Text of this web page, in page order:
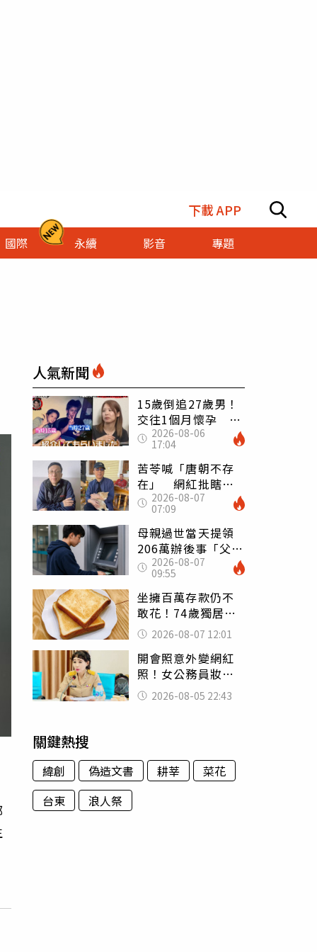
下載 APP
國際 永續 影音 專題
人氣新聞
15歲倒追27歲男！
交往1個月懷孕 36
歲當阿嬤故事曝光
2026-08-06
17:04
苦苓喊「唐朝不存
在」 網紅批瞎編
歷史：李白、杜甫
用鮮卑文寫詩？
2026-08-07
07:09
母親過世當天提領
206萬辦後事「父子
遭判刑」 律師：
搶錢先下手是罪
2026-08-07
09:55
坐擁百萬存款仍不
敢花！74歲獨居翁
「1餐只吃1片吐
司」 半年後暴瘦
嚇壞女兒
2026-08-07 12:01
開會照意外變網紅
照！女公務員妝容
掀2千則留言 本人
怒嗆：化妝有錯嗎
2026-08-05 22:43
關鍵熱搜
緯創 偽造文書 耕莘
菜花
台東
浪人祭